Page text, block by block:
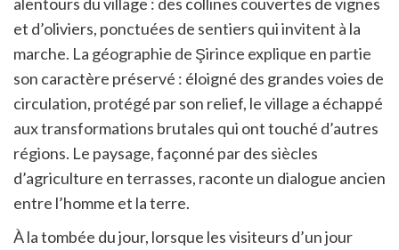
et d’oliviers, ponctuées de sentiers qui invitent à la
marche. La géographie de Şirince explique en partie
son caractère préservé : éloigné des grandes voies de
circulation, protégé par son relief, le village a échappé
aux transformations brutales qui ont touché d’autres
régions. Le paysage, façonné par des siècles
d’agriculture en terrasses, raconte un dialogue ancien
entre l’homme et la terre.
À la tombée du jour, lorsque les visiteurs d’un jour